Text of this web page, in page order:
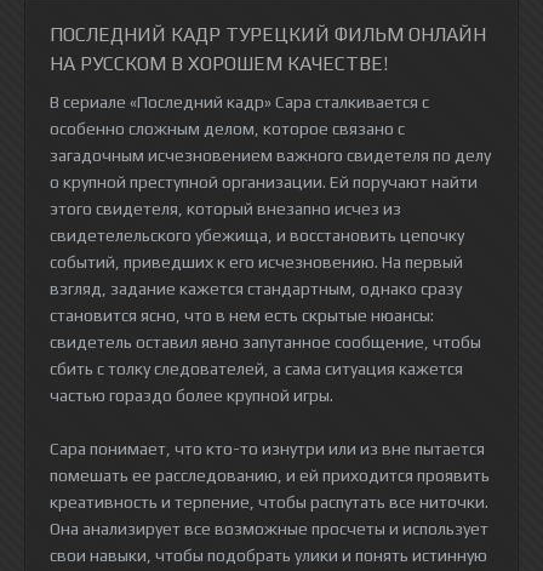
ПОСЛЕДНИЙ КАДР ТУРЕЦКИЙ ФИЛЬМ ОНЛАЙН
НА РУССКОМ В ХОРОШЕМ КАЧЕСТВЕ!
В сериале «Последний кадр» Сара сталкивается с
особенно сложным делом, которое связано с
загадочным исчезновением важного свидетеля по делу
о крупной преступной организации. Ей поручают найти
этого свидетеля, который внезапно исчез из
свидетелельского убежища, и восстановить цепочку
событий, приведших к его исчезновению. На первый
взгляд, задание кажется стандартным, однако сразу
становится ясно, что в нем есть скрытые нюансы:
свидетель оставил явно запутанное сообщение, чтобы
сбить с толку следователей, а сама ситуация кажется
частью гораздо более крупной игры.
Сара понимает, что кто-то изнутри или из вне пытается
помешать ее расследованию, и ей приходится проявить
креативность и терпение, чтобы распутать все ниточки.
Она анализирует все возможные просчеты и использует
свои навыки, чтобы подобрать улики и понять истинную